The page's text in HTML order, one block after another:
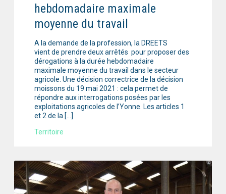
hebdomadaire maximale
moyenne du travail
A la demande de la profession, la DREETS
vient de prendre deux arrêtés pour proposer des
dérogations à la durée hebdomadaire
maximale moyenne du travail dans le secteur
agricole. Une décision correctrice de la décision
moissons du 19 mai 2021 : cela permet de
répondre aux interrogations posées par les
exploitations agricoles de l’Yonne. Les articles 1
et 2 de la […]
Territoire